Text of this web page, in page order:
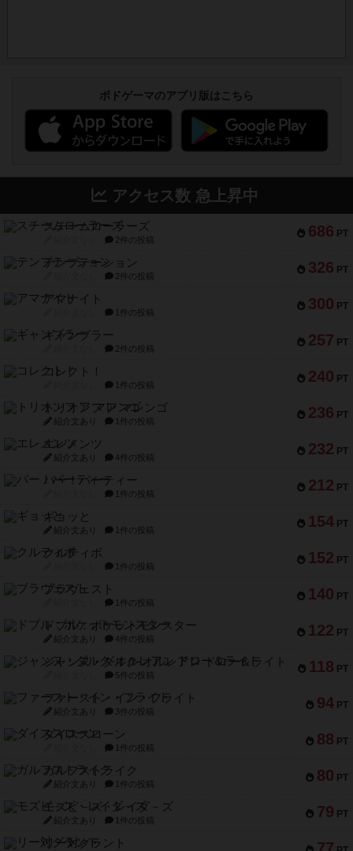
ボドゲーマのアプリ版はこちら
アクセス数 急上昇中
686 PT
スチームローラーズ
2件の投稿
326 PT
テンプテーション
2件の投稿
300 PT
アマナイト
1件の投稿
257 PT
ギャンブラー
2件の投稿
240 PT
コレクト！
1件の投稿
236 PT
トリオンフ ア マレンゴ
紹介文あり 1件の投稿
232 PT
エレメンツ
紹介文あり 4件の投稿
212 PT
バー！パーティー
1件の投稿
154 PT
ギョッと
紹介文あり 1件の投稿
152 PT
クルティボ
1件の投稿
140 PT
ブラヴェスト
1件の投稿
122 PT
ドブル：ポケットモンスター
紹介文あり 4件の投稿
118 PT
ジャンヌ・ダルク-オルレアン ドロー＆ライト
5件の投稿
94 PT
ファースト・イン・フライト
紹介文あり 3件の投稿
88 PT
ダイススローン
1件の投稿
80 PT
ガルフストライク
紹介文あり 1件の投稿
79 PT
モズビ－ズ・レイダ－ズ
紹介文あり 1件の投稿
リー対グラント